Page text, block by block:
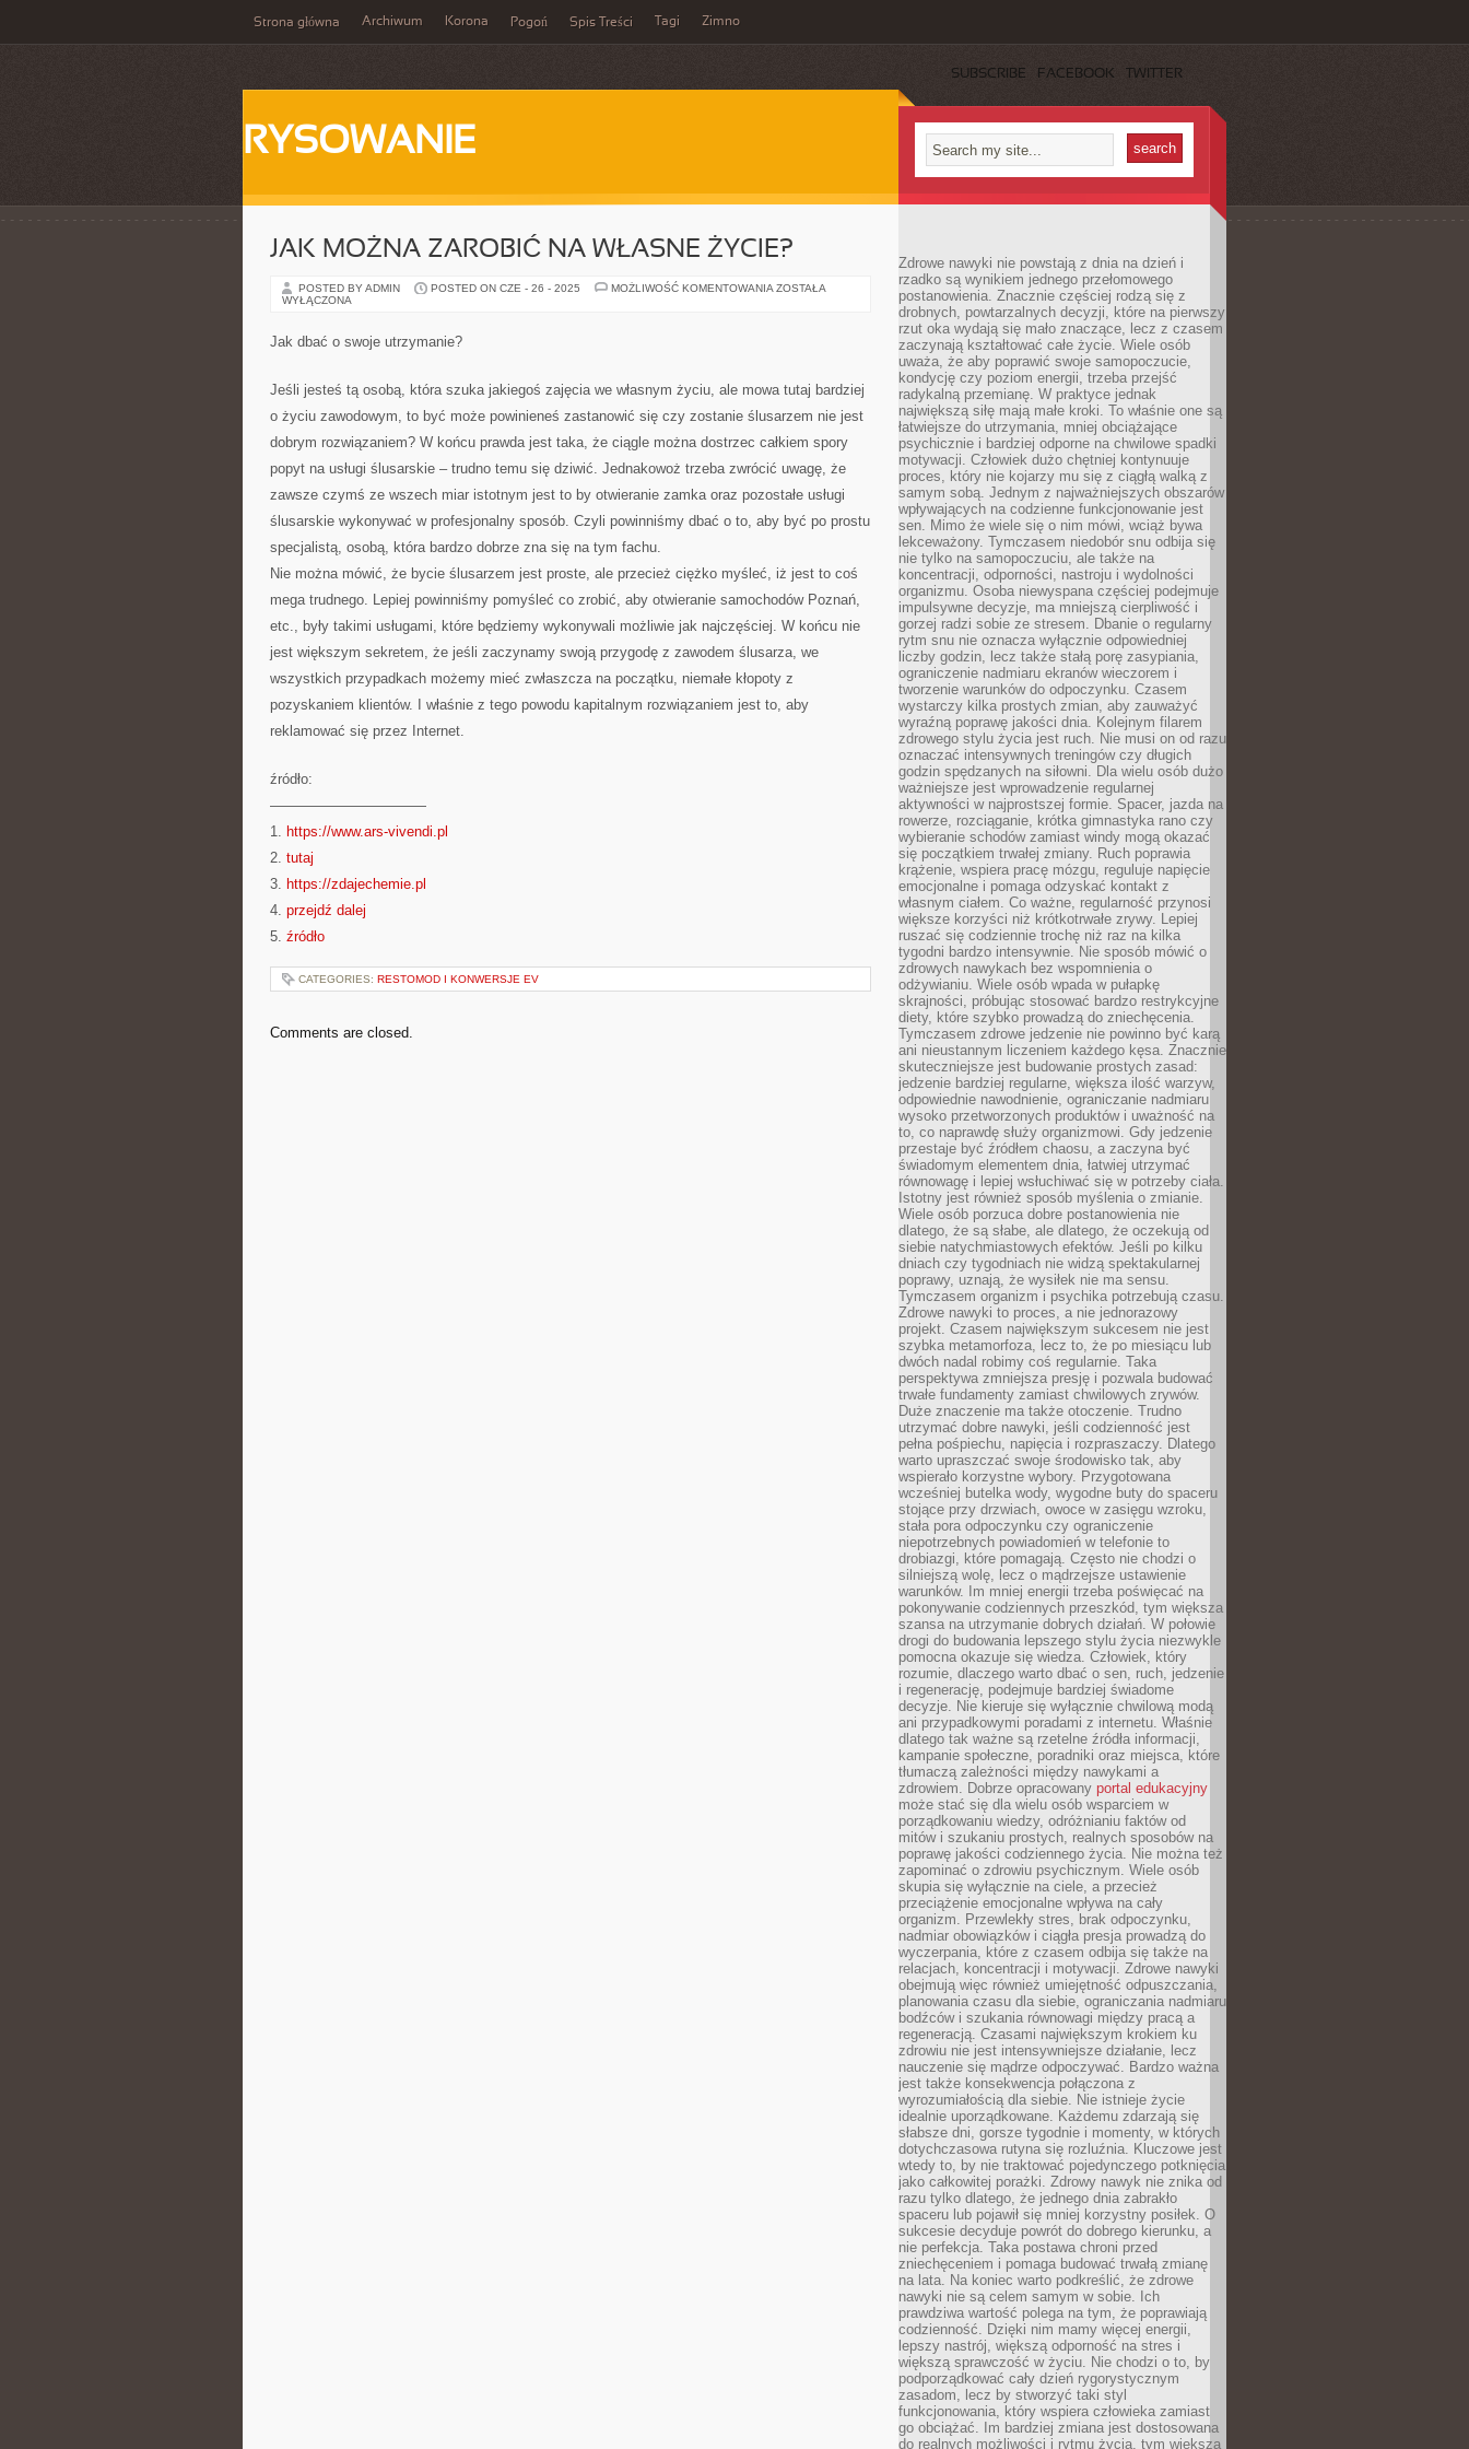
Strona główna Archiwum Korona Pogoń Spis Treści Tagi Zimno
SUBSCRIBE FACEBOOK TWITTER
RYSOWANIE
JAK MOŻNA ZAROBIĆ NA WŁASNE ŻYCIE?
POSTED BY ADMIN POSTED ON CZE - 26 - 2025 MOŻLIWOŚĆ KOMENTOWANIA JAK
ZOSTAŁA
WYŁĄCZONA
Jak dbać o swoje utrzymanie?
Jeśli jesteś tą osobą, która szuka jakiegoś zajęcia we własnym życiu, ale mowa tutaj bardziej
o życiu zawodowym, to być może powinieneś zastanowić się czy zostanie ślusarzem nie jest
dobrym rozwiązaniem? W końcu prawda jest taka, że ciągle można dostrzec całkiem spory
popyt na usługi ślusarskie – trudno temu się dziwić. Jednakowoż trzeba zwrócić uwagę, że
zawsze czymś ze wszech miar istotnym jest to by otwieranie zamka oraz pozostałe usługi
ślusarskie wykonywać w profesjonalny sposób. Czyli powinniśmy dbać o to, aby być po prostu
specjalistą, osobą, która bardzo dobrze zna się na tym fachu.
Nie można mówić, że bycie ślusarzem jest proste, ale przecież ciężko myśleć, iż jest to coś
mega trudnego. Lepiej powinniśmy pomyśleć co zrobić, aby otwieranie samochodów Poznań,
etc., były takimi usługami, które będziemy wykonywali możliwie jak najczęściej. W końcu nie
jest większym sekretem, że jeśli zaczynamy swoją przygodę z zawodem ślusarza, we
wszystkich przypadkach możemy mieć zwłaszcza na początku, niemałe kłopoty z
pozyskaniem klientów. I właśnie z tego powodu kapitalnym rozwiązaniem jest to, aby
reklamować się przez Internet.
źródło:
———————————
1. https://www.ars-vivendi.pl
2. tutaj
3. https://zdajechemie.pl
4. przejdź dalej
5. źródło
CATEGORIES: RESTOMOD I KONWERSJE EV
Comments are closed.
Zdrowe nawyki nie powstają z dnia na dzień i
rzadko są wynikiem jednego przełomowego
postanowienia. Znacznie częściej rodzą się z
drobnych, powtarzalnych decyzji, które na pierwszy
rzut oka wydają się mało znaczące, lecz z czasem
zaczynają kształtować całe życie. Wiele osób
uważa, że aby poprawić swoje samopoczucie,
kondycję czy poziom energii, trzeba przejść
radykalną przemianę. W praktyce jednak
największą siłę mają małe kroki. To właśnie one są
łatwiejsze do utrzymania, mniej obciążające
psychicznie i bardziej odporne na chwilowe spadki
motywacji. Człowiek dużo chętniej kontynuuje
proces, który nie kojarzy mu się z ciągłą walką z
samym sobą. Jednym z najważniejszych obszarów
wpływających na codzienne funkcjonowanie jest
sen. Mimo że wiele się o nim mówi, wciąż bywa
lekceważony. Tymczasem niedobór snu odbija się
nie tylko na samopoczuciu, ale także na
koncentracji, odporności, nastroju i wydolności
organizmu. Osoba niewyspana częściej podejmuje
impulsywne decyzje, ma mniejszą cierpliwość i
gorzej radzi sobie ze stresem. Dbanie o regularny
rytm snu nie oznacza wyłącznie odpowiedniej
liczby godzin, lecz także stałą porę zasypiania,
ograniczenie nadmiaru ekranów wieczorem i
tworzenie warunków do odpoczynku. Czasem
wystarczy kilka prostych zmian, aby zauważyć
wyraźną poprawę jakości dnia. Kolejnym filarem
zdrowego stylu życia jest ruch. Nie musi on od razu
oznaczać intensywnych treningów czy długich
godzin spędzanych na siłowni. Dla wielu osób dużo
ważniejsze jest wprowadzenie regularnej
aktywności w najprostszej formie. Spacer, jazda na
rowerze, rozciąganie, krótka gimnastyka rano czy
wybieranie schodów zamiast windy mogą okazać
się początkiem trwałej zmiany. Ruch poprawia
krążenie, wspiera pracę mózgu, reguluje napięcie
emocjonalne i pomaga odzyskać kontakt z
własnym ciałem. Co ważne, regularność przynosi
większe korzyści niż krótkotrwałe zrywy. Lepiej
ruszać się codziennie trochę niż raz na kilka
tygodni bardzo intensywnie. Nie sposób mówić o
zdrowych nawykach bez wspomnienia o
odżywianiu. Wiele osób wpada w pułapkę
skrajności, próbując stosować bardzo restrykcyjne
diety, które szybko prowadzą do zniechęcenia.
Tymczasem zdrowe jedzenie nie powinno być karą
ani nieustannym liczeniem każdego kęsa. Znacznie
skuteczniejsze jest budowanie prostych zasad:
jedzenie bardziej regularne, większa ilość warzyw,
odpowiednie nawodnienie, ograniczanie nadmiaru
wysoko przetworzonych produktów i uważność na
to, co naprawdę służy organizmowi. Gdy jedzenie
przestaje być źródłem chaosu, a zaczyna być
świadomym elementem dnia, łatwiej utrzymać
równowagę i lepiej wsłuchiwać się w potrzeby ciała.
Istotny jest również sposób myślenia o zmianie.
Wiele osób porzuca dobre postanowienia nie
dlatego, że są słabe, ale dlatego, że oczekują od
siebie natychmiastowych efektów. Jeśli po kilku
dniach czy tygodniach nie widzą spektakularnej
poprawy, uznają, że wysiłek nie ma sensu.
Tymczasem organizm i psychika potrzebują czasu.
Zdrowe nawyki to proces, a nie jednorazowy
projekt. Czasem największym sukcesem nie jest
szybka metamorfoza, lecz to, że po miesiącu lub
dwóch nadal robimy coś regularnie. Taka
perspektywa zmniejsza presję i pozwala budować
trwałe fundamenty zamiast chwilowych zrywów.
Duże znaczenie ma także otoczenie. Trudno
utrzymać dobre nawyki, jeśli codzienność jest
pełna pośpiechu, napięcia i rozpraszaczy. Dlatego
warto upraszczać swoje środowisko tak, aby
wspierało korzystne wybory. Przygotowana
wcześniej butelka wody, wygodne buty do spaceru
stojące przy drzwiach, owoce w zasięgu wzroku,
stała pora odpoczynku czy ograniczenie
niepotrzebnych powiadomień w telefonie to
drobiazgi, które pomagają. Często nie chodzi o
silniejszą wolę, lecz o mądrzejsze ustawienie
warunków. Im mniej energii trzeba poświęcać na
pokonywanie codziennych przeszkód, tym większa
szansa na utrzymanie dobrych działań. W połowie
drogi do budowania lepszego stylu życia niezwykle
pomocna okazuje się wiedza. Człowiek, który
rozumie, dlaczego warto dbać o sen, ruch, jedzenie
i regenerację, podejmuje bardziej świadome
decyzje. Nie kieruje się wyłącznie chwilową modą
ani przypadkowymi poradami z internetu. Właśnie
dlatego tak ważne są rzetelne źródła informacji,
kampanie społeczne, poradniki oraz miejsca, które
tłumaczą zależności między nawykami a
zdrowiem. Dobrze opracowany portal edukacyjny
może stać się dla wielu osób wsparciem w
porządkowaniu wiedzy, odróżnianiu faktów od
mitów i szukaniu prostych, realnych sposobów na
poprawę jakości codziennego życia. Nie można też
zapominać o zdrowiu psychicznym. Wiele osób
skupia się wyłącznie na ciele, a przecież
przeciążenie emocjonalne wpływa na cały
organizm. Przewlekły stres, brak odpoczynku,
nadmiar obowiązków i ciągła presja prowadzą do
wyczerpania, które z czasem odbija się także na
relacjach, koncentracji i motywacji. Zdrowe nawyki
obejmują więc również umiejętność odpuszczania,
planowania czasu dla siebie, ograniczania nadmiaru
bodźców i szukania równowagi między pracą a
regeneracją. Czasami największym krokiem ku
zdrowiu nie jest intensywniejsze działanie, lecz
nauczenie się mądrze odpoczywać. Bardzo ważna
jest także konsekwencja połączona z
wyrozumiałością dla siebie. Nie istnieje życie
idealnie uporządkowane. Każdemu zdarzają się
słabsze dni, gorsze tygodnie i momenty, w których
dotychczasowa rutyna się rozluźnia. Kluczowe jest
wtedy to, by nie traktować pojedynczego potknięcia
jako całkowitej porażki. Zdrowy nawyk nie znika od
razu tylko dlatego, że jednego dnia zabrakło
spaceru lub pojawił się mniej korzystny posiłek. O
sukcesie decyduje powrót do dobrego kierunku, a
nie perfekcja. Taka postawa chroni przed
zniechęceniem i pomaga budować trwałą zmianę
na lata. Na koniec warto podkreślić, że zdrowe
nawyki nie są celem samym w sobie. Ich
prawdziwa wartość polega na tym, że poprawiają
codzienność. Dzięki nim mamy więcej energii,
lepszy nastrój, większą odporność na stres i
większą sprawczość w życiu. Nie chodzi o to, by
podporządkować cały dzień rygorystycznym
zasadom, lecz by stworzyć taki styl
funkcjonowania, który wspiera człowieka zamiast
go obciążać. Im bardziej zmiana jest dostosowana
do realnych możliwości i rytmu życia, tym większa